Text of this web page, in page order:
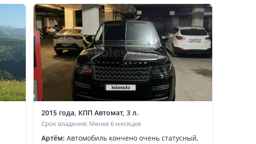
2015 года, КПП Автомат, 3 л.
Срок владения: Менее 6 месяцев
Артём: Автомобиль кончено очень статусный,